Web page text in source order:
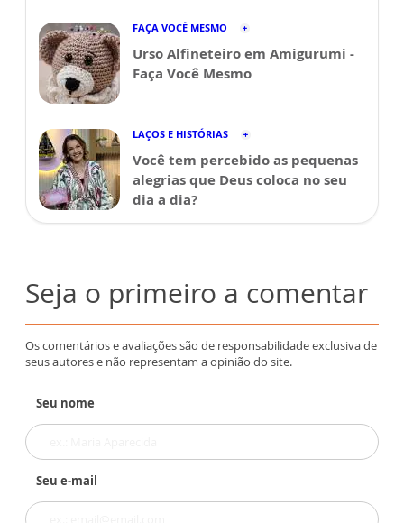
FAÇA VOCÊ MESMO
Urso Alfineteiro em Amigurumi -
Faça Você Mesmo
LAÇOS E HISTÓRIAS
Você tem percebido as pequenas
alegrias que Deus coloca no seu
dia a dia?
Seja o primeiro a comentar
Os comentários e avaliações são de responsabilidade exclusiva de
seus autores e não representam a opinião do site.
Seu nome
Seu e-mail